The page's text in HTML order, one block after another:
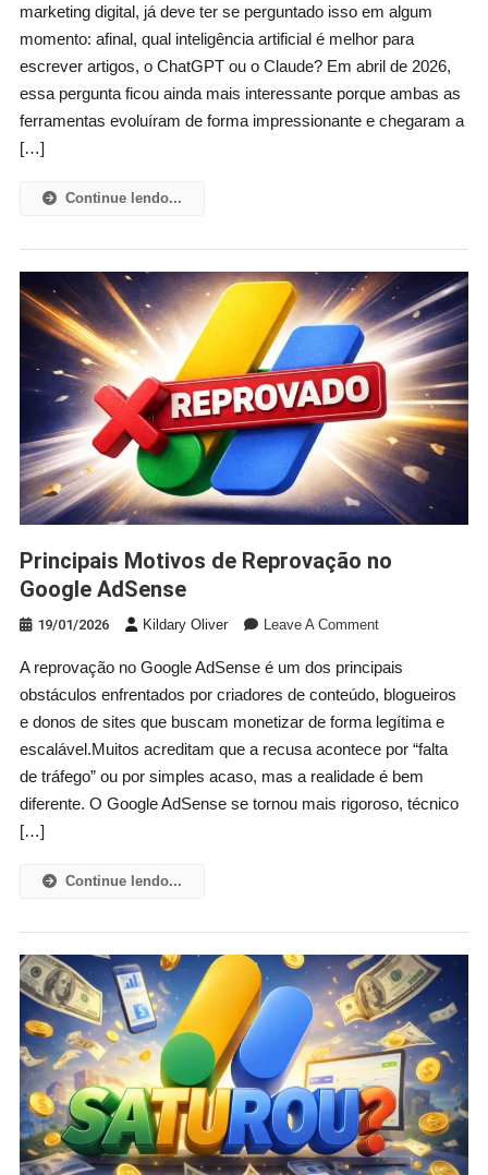
marketing digital, já deve ter se perguntado isso em algum
momento: afinal, qual inteligência artificial é melhor para
escrever artigos, o ChatGPT ou o Claude? Em abril de 2026,
essa pergunta ficou ainda mais interessante porque ambas as
ferramentas evoluíram de forma impressionante e chegaram a
[…]
Continue lendo...
Principais Motivos de Reprovação no
Google AdSense
19/01/2026 Kildary Oliver Leave A CommentOn
Motivos
De
Reprovação
A reprovação no Google AdSense é um dos principais
obstáculos enfrentados por criadores de conteúdo, blogueiros
e donos de sites que buscam monetizar de forma legítima e
escalável.Muitos acreditam que a recusa acontece por “falta
de tráfego” ou por simples acaso, mas a realidade é bem
diferente. O Google AdSense se tornou mais rigoroso, técnico
[…]
Continue lendo...